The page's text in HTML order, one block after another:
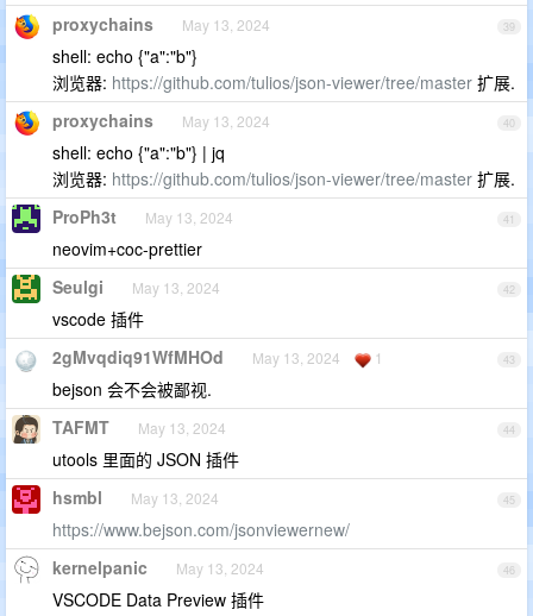
39
proxychains May 13, 2024
shell: echo {"a":"b"}
浏览器: https://github.com/tulios/json-viewer/tree/master 扩展.
40
proxychains May 13, 2024
shell: echo {"a":"b"} | jq
浏览器: https://github.com/tulios/json-viewer/tree/master 扩展.
41
ProPh3t May 13, 2024
neovim+coc-prettier
42
Seulgi May 13, 2024
vscode 插件
43
2gMvqdiq91WfMHOd May 13, 2024 1
bejson 会不会被鄙视.
44
TAFMT May 13, 2024
utools 里面的 JSON 插件
45
hsmbl May 13, 2024
https://www.bejson.com/jsonviewernew/
46
kernelpanic May 13, 2024
VSCODE Data Preview 插件